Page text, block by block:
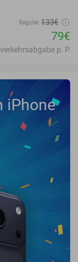
Regulär 133€
79€
p. P.
iPhone